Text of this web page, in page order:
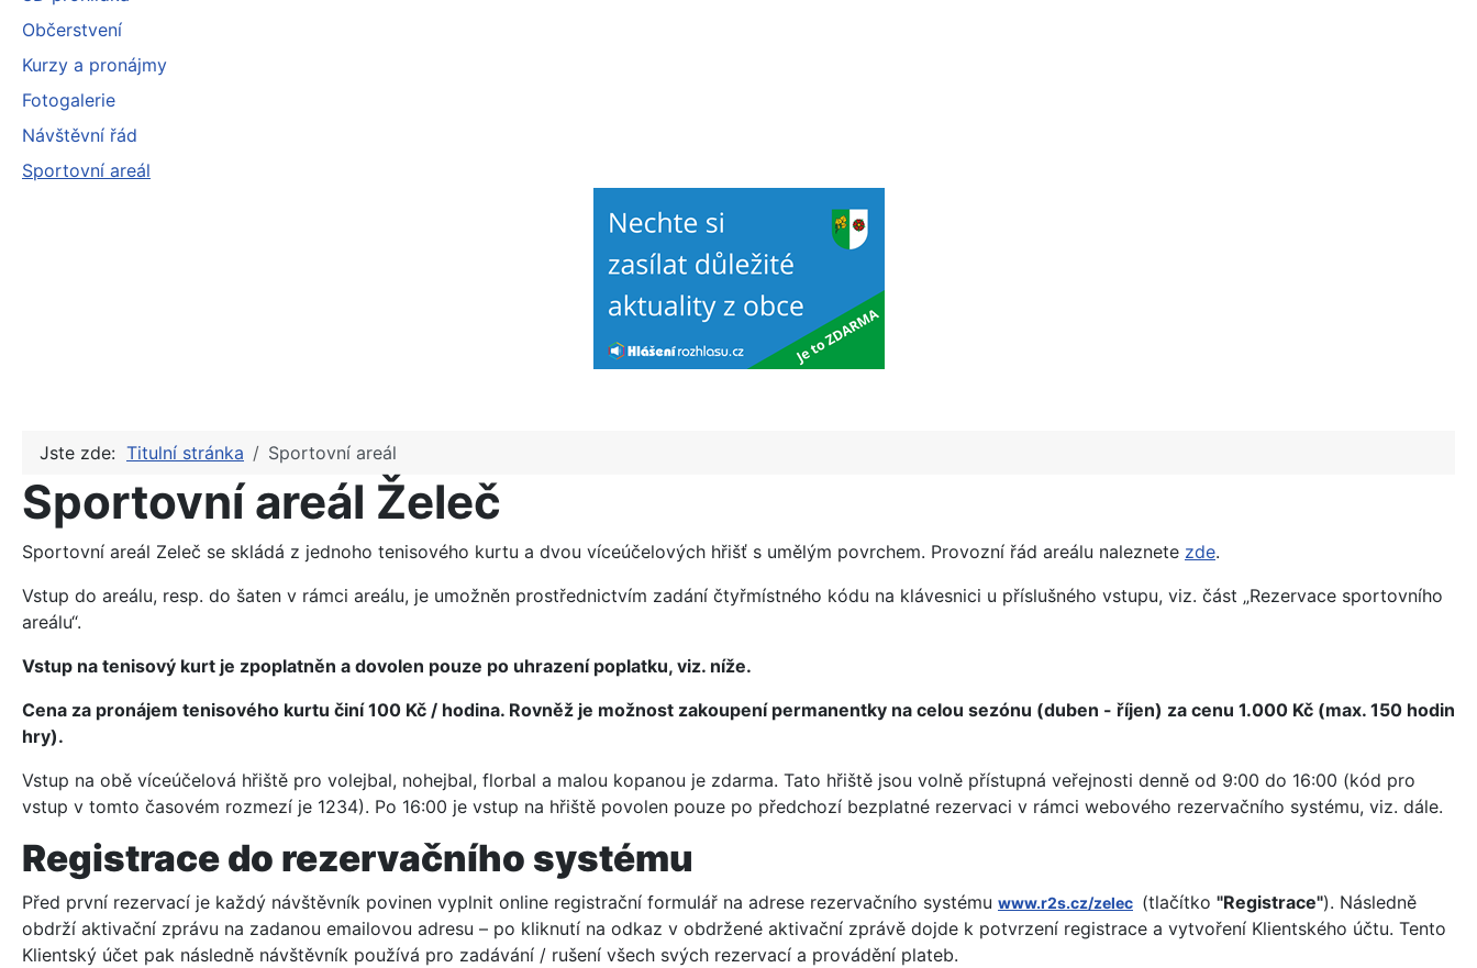
Občerstvení
Kurzy a pronájmy
Fotogalerie
Návštěvní řád
Sportovní areál
Jste zde: Titulní stránka Sportovní areál
Sportovní areál Želeč
Sportovní areál Zeleč se skládá z jednoho tenisového kurtu a dvou víceúčelových hřišť s umělým povrchem. Provozní řád areálu naleznete zde.
Vstup do areálu, resp. do šaten v rámci areálu, je umožněn prostřednictvím zadání čtyřmístného kódu na klávesnici u příslušného vstupu, viz. část „Rezervace sportovního
areálu“.
Vstup na tenisový kurt je zpoplatněn a dovolen pouze po uhrazení poplatku, viz. níže.
Cena za pronájem tenisového kurtu činí 100 Kč / hodina. Rovněž je možnost zakoupení permanentky na celou sezónu (duben - říjen) za cenu 1.000 Kč (max. 150 hodin
hry).
Vstup na obě víceúčelová hřiště pro volejbal, nohejbal, florbal a malou kopanou je zdarma. Tato hřiště jsou volně přístupná veřejnosti denně od 9:00 do 16:00 (kód pro
vstup v tomto časovém rozmezí je 1234). Po 16:00 je vstup na hřiště povolen pouze po předchozí bezplatné rezervaci v rámci webového rezervačního systému, viz. dále.
Registrace do rezervačního systému
Před první rezervací je každý návštěvník povinen vyplnit online registrační formulář na adrese rezervačního systému www.r2s.cz/zelec (tlačítko "Registrace"). Následně
obdrží aktivační zprávu na zadanou emailovou adresu – po kliknutí na odkaz v obdržené aktivační zprávě dojde k potvrzení registrace a vytvoření Klientského účtu. Tento
Klientský účet pak následně návštěvník používá pro zadávání / rušení všech svých rezervací a provádění plateb.